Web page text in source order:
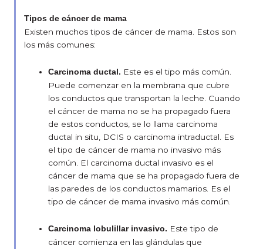
Tipos de cáncer de mama
Existen muchos tipos de cáncer de mama. Estos son
los más comunes:
Carcinoma ductal. Este es el tipo más común.
Puede comenzar en la membrana que cubre
los conductos que transportan la leche. Cuando
el cáncer de mama no se ha propagado fuera
de estos conductos, se lo llama carcinoma
ductal in situ, DCIS o carcinoma intraductal. Es
el tipo de cáncer de mama no invasivo más
común. El carcinoma ductal invasivo es el
cáncer de mama que se ha propagado fuera de
las paredes de los conductos mamarios. Es el
tipo de cáncer de mama invasivo más común.
Carcinoma lobulillar invasivo. Este tipo de
cáncer comienza en las glándulas que